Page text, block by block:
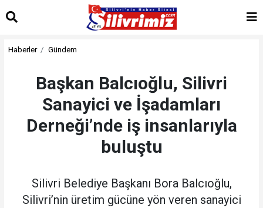
Haberler Gündem
Başkan Balcıoğlu, Silivri
Sanayici ve İşadamları
Derneği’nde iş insanlarıyla
buluştu
Silivri Belediye Başkanı Bora Balcıoğlu,
Silivri’nin üretim gücüne yön veren sanayici